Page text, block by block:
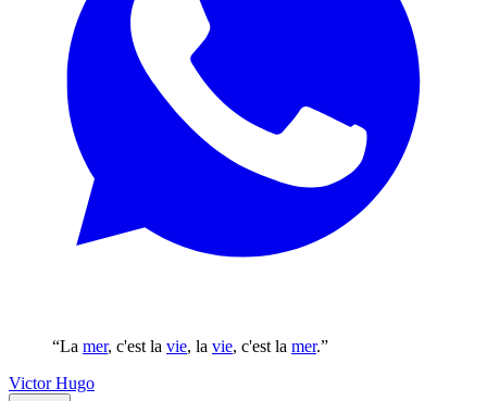
“La mer, c'est la vie, la vie, c'est la mer.”
Victor Hugo